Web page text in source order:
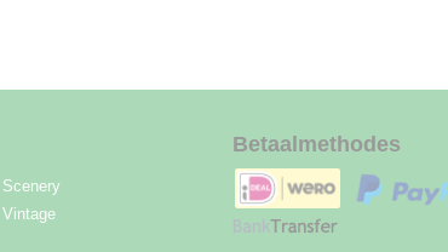
Scenery
Vintage
Betaalmethodes